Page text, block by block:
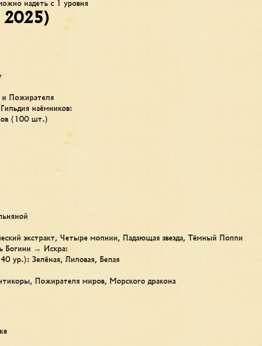
надеть с 1 уровня
и Пожирателя
наёмников:
(100 шт.)
экстракт, Четыре молнии, Падающая звезда, Тёмный Поппи
→ Искра:
ур.): Зелёная, Лиловая, Белая
Пожирателя миров, Морского дракона